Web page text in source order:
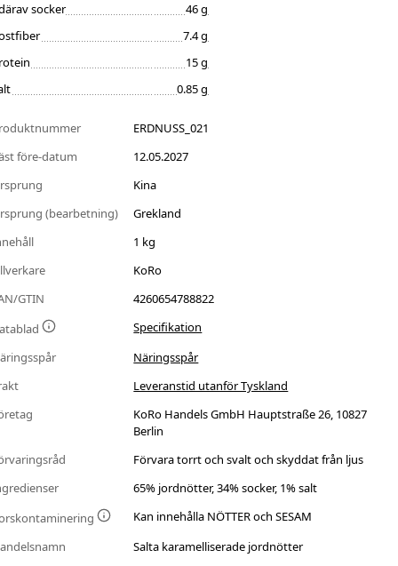
socker
46 g
7.4 g
15 g
0.85 g
ERDNUSS_021
före-datum
12.05.2027
Kina
(bearbetning)
Grekland
1 kg
KoRo
GTIN
4260654788822
Specifikation
Näringsspår
Leveranstid utanför Tyskland
KoRo Handels GmbH Hauptstraße 26, 10827
Berlin
Förvara torrt och svalt och skyddat från ljus
65% jordnötter, 34% socker, 1% salt
Kan innehålla NÖTTER och SESAM
Salta karamelliserade jordnötter